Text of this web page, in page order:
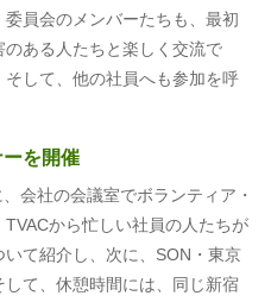
員会のメンバーたちも、最初
ある人たちと楽しく交流で
して、他の社員へも参加を呼
を開催
会社の会議室でボランティア・
から忙しい社員の人たちが
て紹介し、次に、SON・東京
て、休憩時間には、同じ新宿